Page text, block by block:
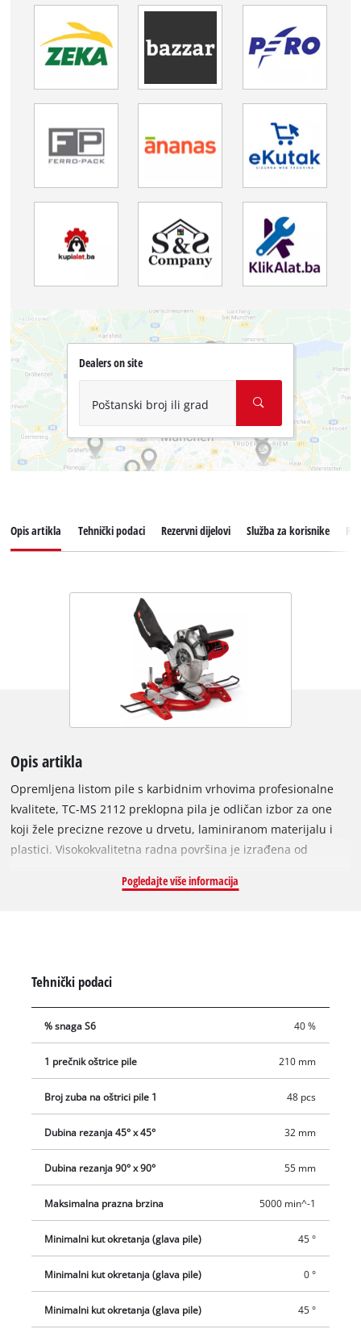
Dealers on site
Poštanski broj ili grad
Opis artikla Tehnički podaci Rezervni dijelovi Služba za korisnike
Opis artikla
Opremljena listom pile s karbidnim vrhovima profesionalne
kvalitete, TC-MS 2112 preklopna pila je odličan izbor za one
koji žele precizne rezove u drvetu, laminiranom materijalu i
plastici. Visokokvalitetna radna površina je izrađena od
rukom u beskonačno mnogo pozicija. Stol je opremljen
Vrhovi reznog lista su presvučeni karbidom, a kapacitet
rezanja jednog lista je preko 200 m. Rezni list je moguće
jednostavno promijeniti zahvaljujući blokadi osovine. Vreća za
drška olakšava transport.
Pogledajte više informacija
Tehnički podaci
% snaga S6 40 %
1 prečnik oštrice pile 210 mm
Broj zuba na oštrici pile 1 48 pcs
Dubina rezanja 45° x 45° 32 mm
Dubina rezanja 90° x 90° 55 mm
Maksimalna prazna brzina 5000 min^-1
Minimalni kut okretanja (glava pile) 45 °
Minimalni kut okretanja (glava pile) 0 °
Minimalni kut okretanja (glava pile) 45 °